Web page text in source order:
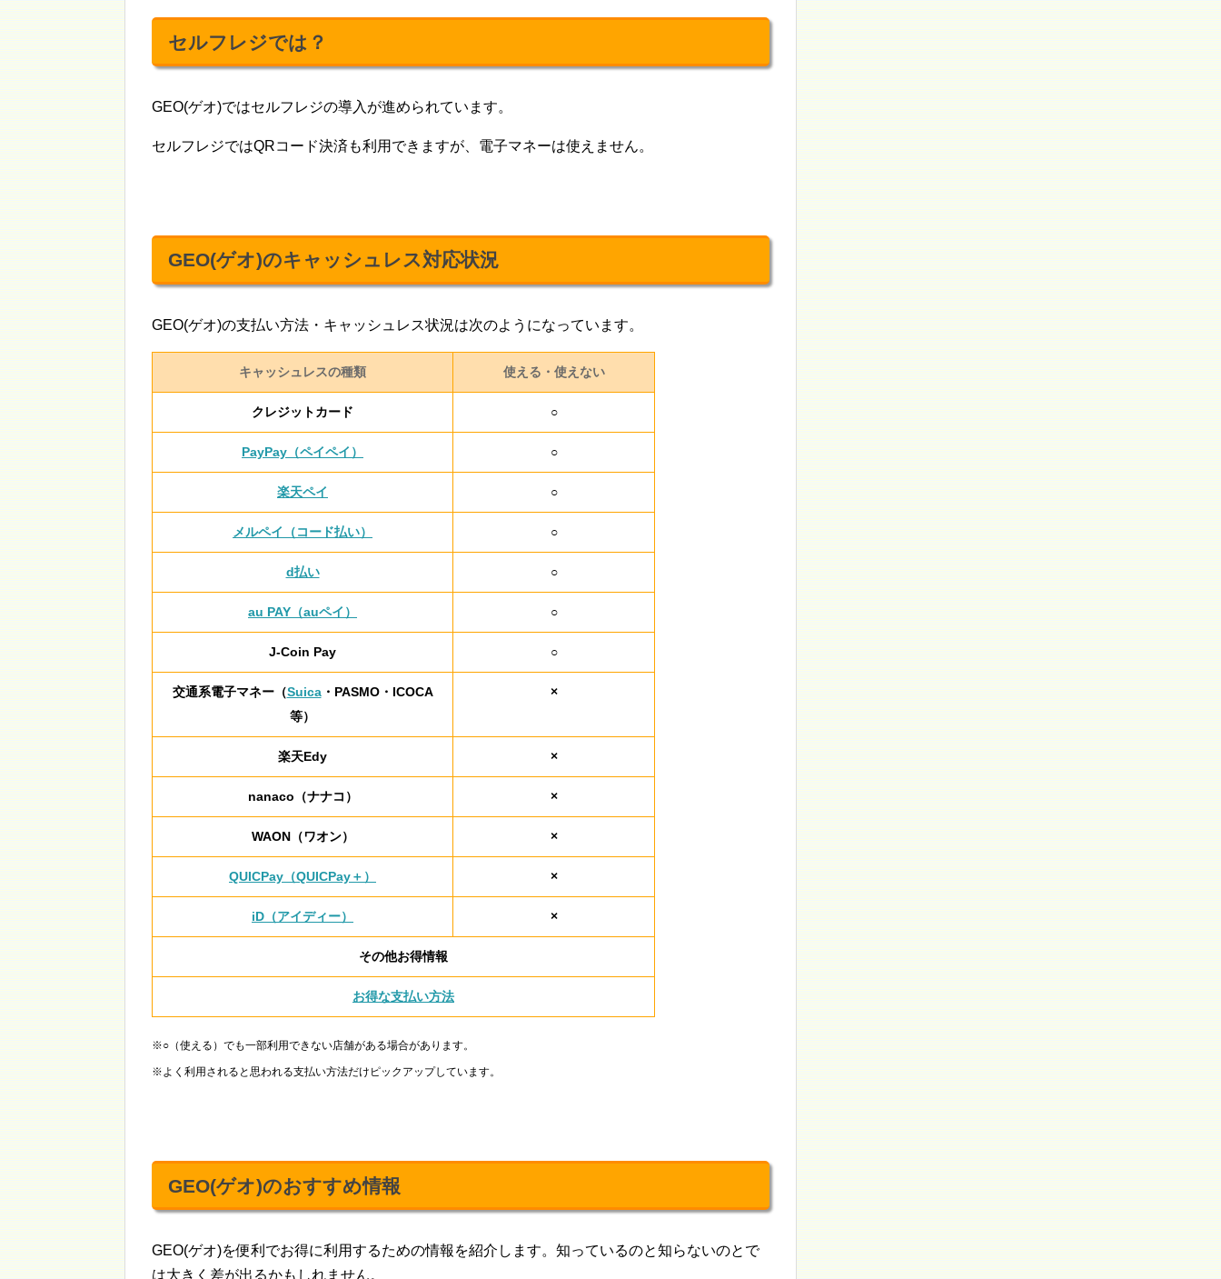
セルフレジでは？
GEO(ゲオ)ではセルフレジの導入が進められています。
セルフレジではQRコード決済も利用できますが、電子マネーは使えません。
GEO(ゲオ)のキャッシュレス対応状況
GEO(ゲオ)の支払い方法・キャッシュレス状況は次のようになっています。
キャッシュレスの種類 使える・使えない
クレジットカード ○
PayPay（ペイペイ） ○
楽天ペイ ○
メルペイ（コード払い） ○
d払い ○
au PAY（auペイ） ○
J-Coin Pay ○
交通系電子マネー（Suica・PASMO・ICOCA
等）
×
楽天Edy ×
nanaco（ナナコ） ×
WAON（ワオン） ×
QUICPay（QUICPay＋） ×
iD（アイディー） ×
その他お得情報
お得な支払い方法
※○（使える）でも一部利用できない店舗がある場合があります。
※よく利用されると思われる支払い方法だけピックアップしています。
GEO(ゲオ)のおすすめ情報
GEO(ゲオ)を便利でお得に利用するための情報を紹介します。知っているのと知らないのとで
は大きく差が出るかもしれません。